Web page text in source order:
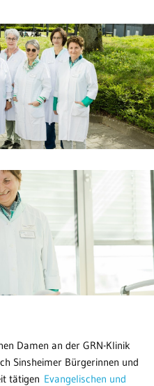
Damen an der GRN-Klinik
Sinsheimer Bürgerinnen und
tätigen Evangelischen und